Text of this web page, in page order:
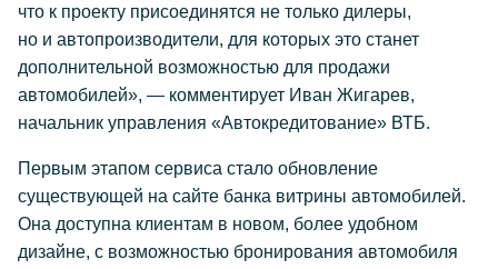
что к проекту присоединятся не только дилеры,
но и автопроизводители, для которых это станет
дополнительной возможностью для продажи
автомобилей», — комментирует Иван Жигарев,
начальник управления «Автокредитование» ВТБ.
Первым этапом сервиса стало обновление
существующей на сайте банка витрины автомобилей.
Она доступна клиентам в новом, более удобном
дизайне, с возможностью бронирования автомобиля